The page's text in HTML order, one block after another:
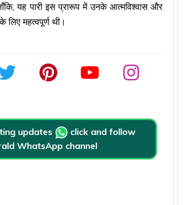
यह पारी इस प्रारूप में उनके आत्मविश्वास और
लिए महत्वपूर्ण थी।
updates
click and follow
WhatsApp channel